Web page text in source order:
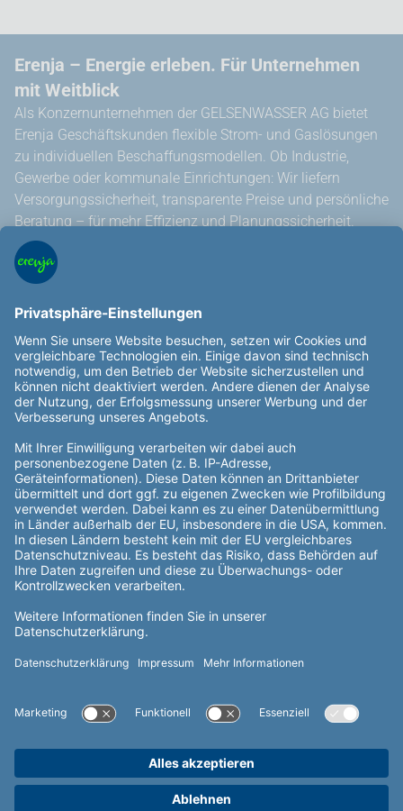
Finden Sie den richtigen Ansprechpartner für
Jetzt finden
Haben Sie eine allgemeine Frage oder
Erenja – Energie erleben. Für Unternehmen
mit Weitblick
Als Konzernunternehmen der GELSENWASSER AG bietet
Erenja Geschäftskunden flexible Strom- und Gaslösungen
zu individuellen Beschaffungsmodellen. Ob Industrie,
Gewerbe oder kommunale Einrichtungen: Wir liefern
Versorgungssicherheit, transparente Preise und persönliche
Beratung – für mehr Effizienz und Planungssicherheit.
Über uns
Preisalarm
Allgemeine Hinweise
Außergerichtliche Streitbeilegung
Veröffentlichungen nach REMIT
Rechtliches
Datenschutz
Impressum
Informationspflichten
Nutzungsbedingungen
Wertemanagement
Adresse
Willy-Brandt-Allee 26
Telefon
Mo. - Fr. 08:00 - 17:00 Uhr
Besuchen Sie uns online